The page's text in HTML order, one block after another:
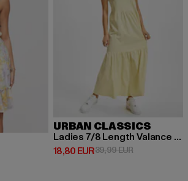
EUR 34,99 EUR
URBAN CLASSICS
Ladies 7/8 Length Valance Summer
18,80 EUR
Derzeitiger Preis: 18,80 EUR
39,99 EURAktionspreis: